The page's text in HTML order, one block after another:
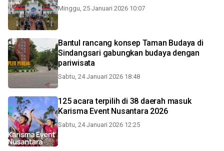
Minggu, 25 Januari 2026 10:07
Bantul rancang konsep Taman Budaya di
Sindangsari gabungkan budaya dengan
pariwisata
Sabtu, 24 Januari 2026 18:48
125 acara terpilih di 38 daerah masuk
Karisma Event Nusantara 2026
Sabtu, 24 Januari 2026 12:25